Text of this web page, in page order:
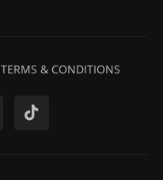
TERMS & CONDITIONS